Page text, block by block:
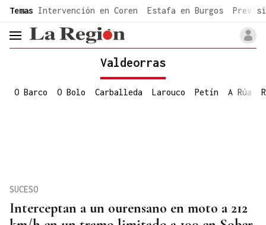
common.go-to-content
Temas Intervención en Coren Estafa en Burgos
header.menu.open
Valdeorras
O Barco O Bolo Carballeda Larouco Petín A Rúa
Interceptan a un ourensano en moto a 212
SUCESO